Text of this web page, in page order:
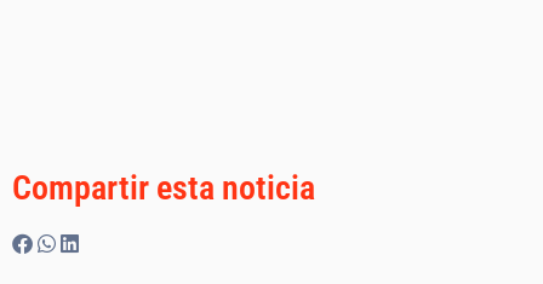
Compartir esta noticia